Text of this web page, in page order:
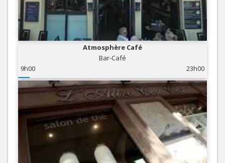
Atmosphère Café
Bar-Café
9h00
23h00